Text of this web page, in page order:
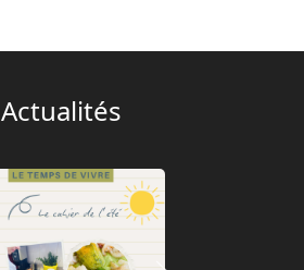
Actualités